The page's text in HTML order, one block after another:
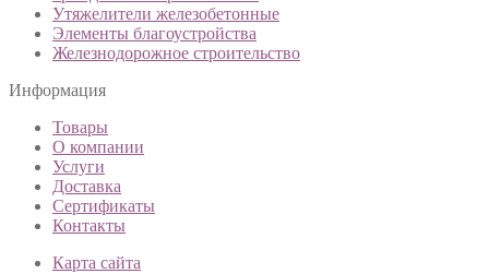
Утяжелители железобетонные
Элементы благоустройства
Железнодорожное строительство
Информация
Товары
О компании
Услуги
Доставка
Сертификаты
Контакты
Карта сайта